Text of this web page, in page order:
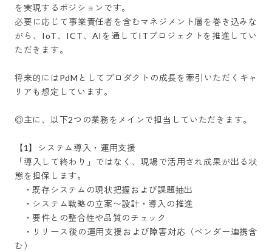
を実現するポジションです。
必要に応じて事業責任者を含むマネジメント層を巻き込みな
がら、IoT、ICT、AIを通してITプロジェクトを推進してい
ただきます。
将来的にはPdMとしてプロダクトの成長を牽引いただくキャ
リアも想定しています。
◎主に、以下2つの業務をメインで担当していただきます。
【1】システム導入・運用支援
「導入して終わり」ではなく、現場で活用され成果が出る状
態を担保します。
・既存システムの現状把握および課題抽出
・システム戦略の立案〜設計・導入の推進
・要件との整合性や品質のチェック
・リリース後の運用支援および障害対応（ベンダー連携含
む）